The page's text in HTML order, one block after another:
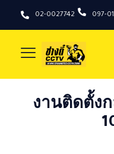
02-0027742 097-
งานติดตั้ง